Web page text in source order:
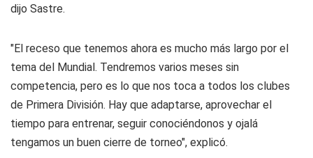
dijo Sastre.
"El receso que tenemos ahora es mucho más largo por el
tema del Mundial. Tendremos varios meses sin
competencia, pero es lo que nos toca a todos los clubes
de Primera División. Hay que adaptarse, aprovechar el
tiempo para entrenar, seguir conociéndonos y ojalá
tengamos un buen cierre de torneo", explicó.